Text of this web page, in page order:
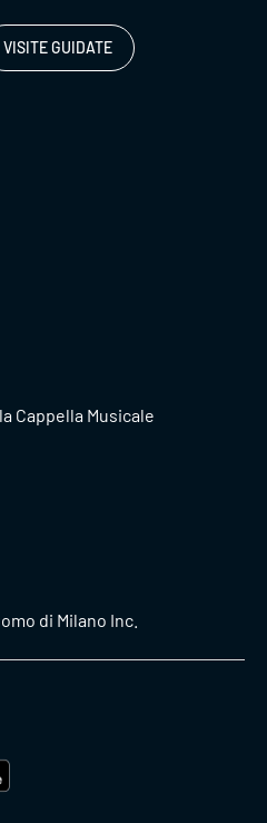
VISITE GUIDATE
Cappella Musicale
di Milano Inc.